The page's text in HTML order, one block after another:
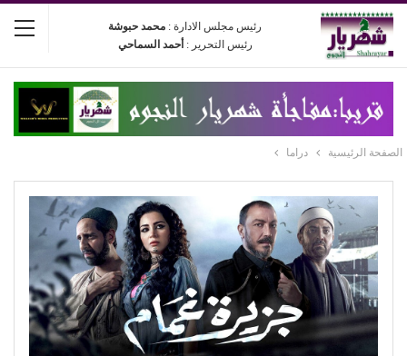
رئيس مجلس الادارة : محمد حبوشة
رئيس التحرير : أحمد السماحي
الصفحة الرئيسية دراما